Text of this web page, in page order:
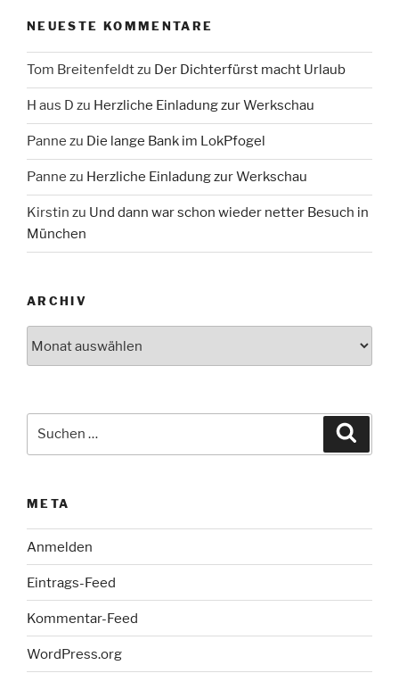
NEUESTE KOMMENTARE
Tom Breitenfeldtzu Der Dichterfürst macht Urlaub
H aus D zu Herzliche Einladung zur Werkschau
Panne zu Die lange Bank im LokPfogel
Panne zu Herzliche Einladung zur Werkschau
Kirstin zu Und dann war schon wieder netter Besuch in
München
ARCHIV
META
Anmelden
Eintrags-Feed
Kommentar-Feed
WordPress.org